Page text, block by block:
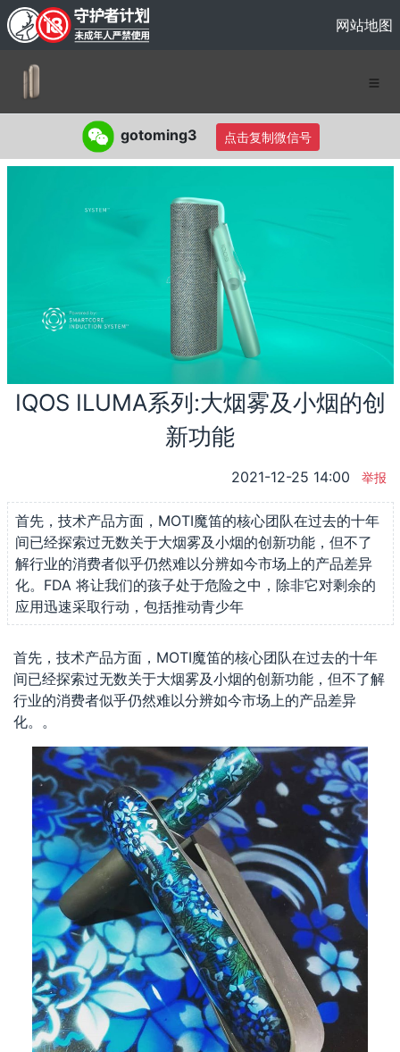
网站地图
IQOS ILUMA系列:大烟雾及小烟的创
新功能
2021-12-25 14:00 举报
首先，技术产品方面，MOTI魔笛的核心团队在过去的十年
间已经探索过无数关于大烟雾及小烟的创新功能，但不了
解行业的消费者似乎仍然难以分辨如今市场上的产品差异
化。FDA 将让我们的孩子处于危险之中，除非它对剩余的
应用迅速采取行动，包括推动青少年
首先，技术产品方面，MOTI魔笛的核心团队在过去的十年
间已经探索过无数关于大烟雾及小烟的创新功能，但不了解
行业的消费者似乎仍然难以分辨如今市场上的产品差异
化。。
gotoming3 点击复制微信号